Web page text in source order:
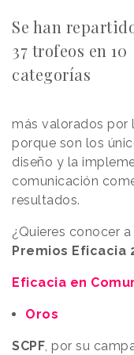
Se han
37 trofeos en 10
categorías
más valorados por
porque son los
diseño y la
comunicación
resultados.
¿Quieres conocer a
Premios Eficacia
Eficacia en
Oros
SCPF, por su